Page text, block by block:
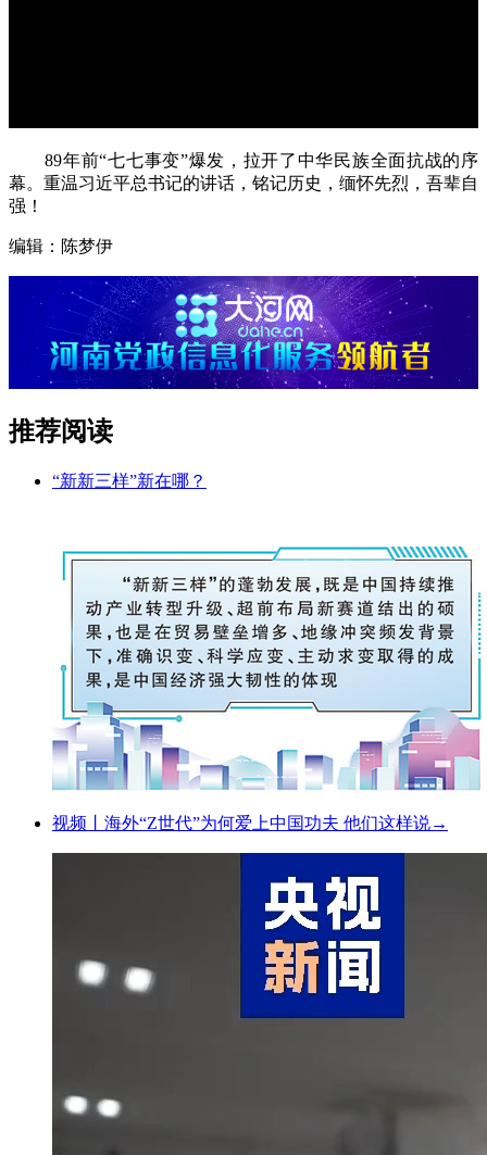
89年前“七七事变”爆发，拉开了中华民族全面抗战的序
幕。重温习近平总书记的讲话，铭记历史，缅怀先烈，吾辈自
强！
编辑：陈梦伊
推荐阅读
“新新三样”新在哪？
视频丨海外“Z世代”为何爱上中国功夫 他们这样说→